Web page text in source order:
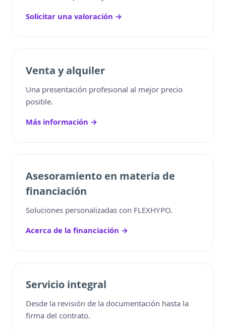
Solicitar una valoración →
Venta y alquiler
Una presentación profesional al mejor precio
posible.
Más información →
Asesoramiento en materia de
financiación
Soluciones personalizadas con FLEXHYPO.
Acerca de la financiación →
Servicio integral
Desde la revisión de la documentación hasta la
firma del contrato.